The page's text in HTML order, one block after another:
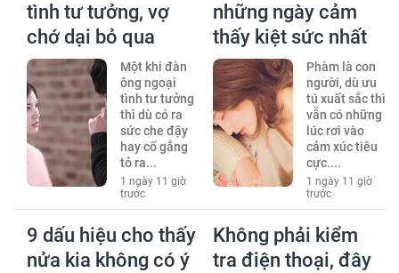
tình tư tưởng, vợ
chớ dại bỏ qua
Một khi đàn
ông ngoại
tình tư tưởng
thì dù có ra
sức che đậy
hay cố gắng
tỏ ra...
1 ngày 11 giờ
trước
những ngày cảm
thấy kiệt sức nhất
Phàm là con
người, dù ưu
tú xuất sắc thì
vẫn có những
lúc rơi vào
cảm xúc tiêu
cực....
1 ngày 11 giờ
trước
9 dấu hiệu cho thấy
nửa kia không có ý
Không phải kiểm
tra điện thoại, đây